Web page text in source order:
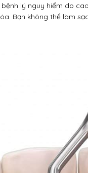
lý nguy hiểm do
Bạn không thể làm